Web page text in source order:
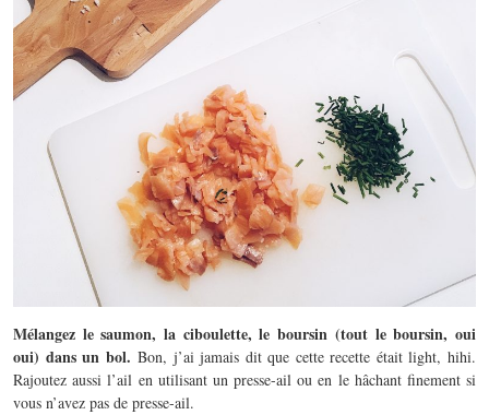
Mélangez le saumon, la ciboulette, le boursin (tout le boursin, oui
oui) dans un bol.Bon, j’ai jamais dit que cette recette était light, hihi.
Rajoutez aussi l’ail en utilisant un presse-ail ou en le hâchant finement si
vous n’avez pas de presse-ail.